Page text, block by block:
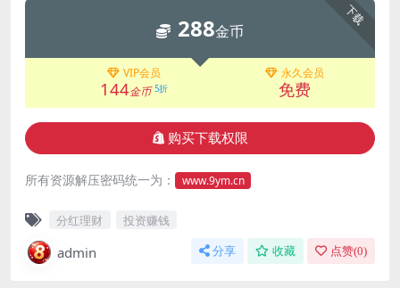
下载
288金币
VIP会员
144金币 5折
永久会员
免费
购买下载权限
所有资源解压密码统一为： www.9ym.cn
分红理财 投资赚钱
admin 分享 收藏 点赞(0)